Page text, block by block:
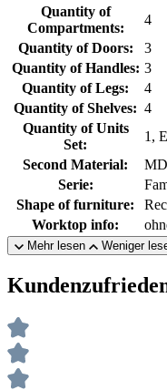
Quantity of
Compartments:
4
Quantity of Doors:
3
Quantity of Handles: 3
Quantity of Legs:
4
Quantity of Shelves: 4
Quantity of Units
Set:
1,
Second Material:
Serie:
Shape of furniture:
Worktop info:
Mehr lesen Weniger